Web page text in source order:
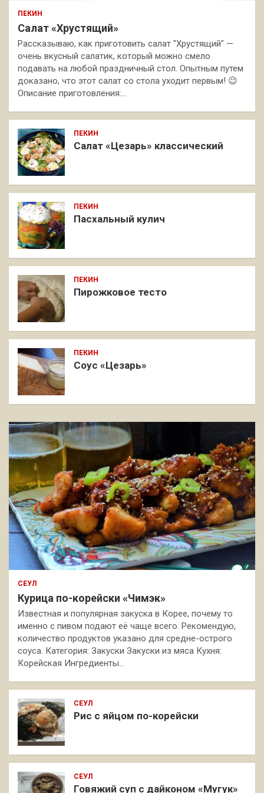
ПЕКИН
Салат «Хрустящий»
Рассказываю, как приготовить салат "Хрустящий" —
очень вкусный салатик, который можно смело
подавать на любой праздничный стол. Опытным путем
доказано, что этот салат со стола уходит первым! 😉
Описание приготовления:…
ПЕКИН
Салат «Цезарь» классический
ПЕКИН
Пасхальный кулич
ПЕКИН
Пирожковое тесто
ПЕКИН
Соус «Цезарь»
СЕУЛ
Курица по-корейски «Чимэк»
Известная и популярная закуска в Корее, почему то
именно с пивом подают её чаще всего. Рекомендую,
количество продуктов указано для средне-острого
соуса. Категория: Закуски Закуски из мяса Кухня:
Корейская Ингредиенты…
СЕУЛ
Рис с яйцом по-корейски
СЕУЛ
Говяжий суп с дайконом «Мугук»